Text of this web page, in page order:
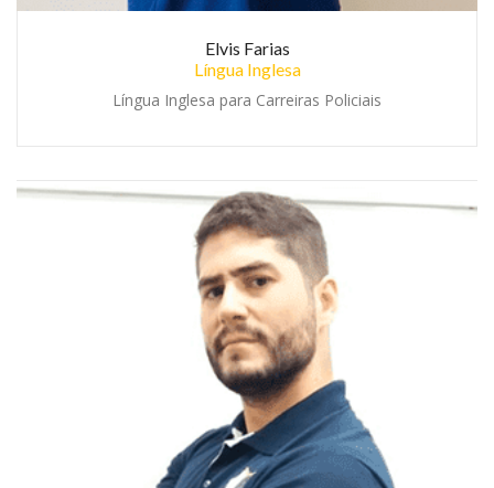
Elvis Farias
Língua Inglesa
Língua Inglesa para Carreiras Policiais